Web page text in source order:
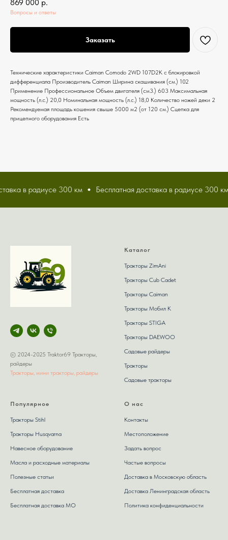
869 000 р.
Вопросы и ответы
Заказать
Технические характеристики Caiman Comodo 2WD 107D2K с блокировкой
дифференциала Производитель Caiman Ширина скашивания (см.) 102
Применение Профессиональное Объем двигателя (см3.) 603 Максимальная
мощность (л.с.) 20,0 Номинальная мощность (л.с.) 18,0 Количество ножей деки 2
Рекомендуемая площадь кошения свыше 5000 м2 (от 120 см.) Сцепка для
прицепного оборудования Есть
в радиусе 300 км Бесплатная доставка в радиусе 300 км
© 2024-2025 Traktor69 Тракторы,
райдеры
Тракторы, мини тракторы, райдеры
Каталог
Тракторы ZimAni
Тракторы Сub Сadet
Тракторы Caiman
Тракторы Мобил К
Тракторы STIGA
Тракторы DAEWOO
Садовые райдеры
Тракторы
Садовые тракторы
Популярное
Тракторы Stihl
Тракторы Husqvarna
Навесное оборудование
Масла и расходные материалы
Полезные статьи
Бесплатная доставка
Бесплатная доставка МО
О нас
Контакты
Местоположение
Задать вопрос
Частые вопросы
Доставка в Московскую область
Доставка Ленинградская область
Политика конфиденциальности